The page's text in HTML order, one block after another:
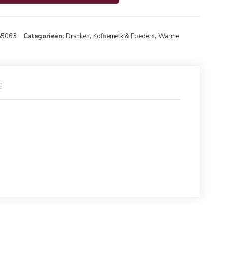
Categorieën:Dranken,Koffiemelk & Poeders,Warme